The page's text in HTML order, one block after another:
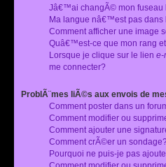
Jâ€™ai changÃ© mon fuseau
Ma langue nâ€™est pas dans
Comment afficher une image
Quâ€™est-ce que mon rang
Lorsque je clique sur le lien e-
me connecter?
ProblÃ¨mes liÃ©s aux envois de
Comment poster dans un
Comment modifier ou
Comment ajouter une
Comment crÃ©er un
Pourquoi ne puis-je pas